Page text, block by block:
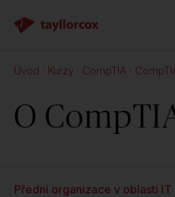
Úvod Kurzy CompTIA
O
Přední organizace v oblasti